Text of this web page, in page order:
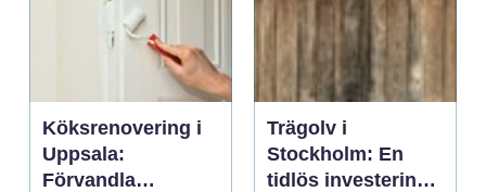
Köksrenovering i
Uppsala:
Förvandla
Trägolv i
Stockholm: En
tidlös investering